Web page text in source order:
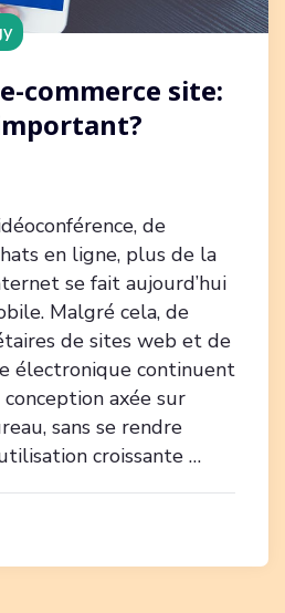
commerce site:
de
en ligne, plus de la
se fait aujourd’hui
Malgré cela, de
de sites web et de
électronique continuent
axée sur
sans se rendre
croissante …